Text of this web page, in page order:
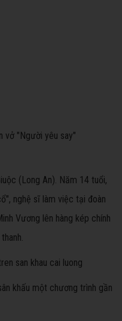
vở "Người yêu say"
(Long An). Năm 14 tuổi,
nghệ sĩ làm việc tại đoàn
Vương lên hàng kép chính
khấu một chương trình gần